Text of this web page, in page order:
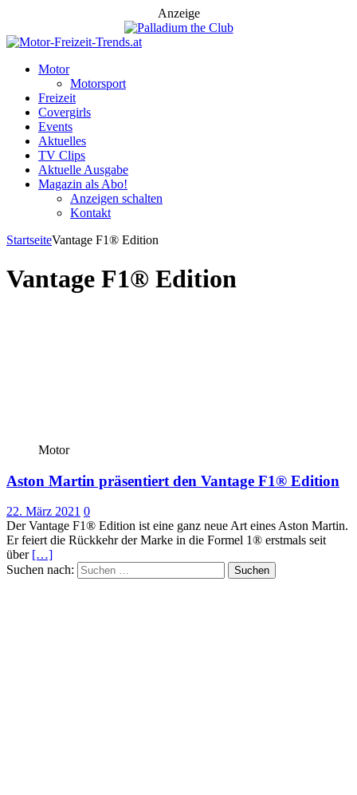
Anzeige
Motor
Motorsport
Freizeit
Covergirls
Events
Aktuelles
TV Clips
Aktuelle Ausgabe
Magazin als Abo!
Anzeigen schalten
Kontakt
StartseiteVantage F1® Edition
Vantage F1® Edition
Motor
Aston Martin präsentiert den Vantage F1® Edition
22. März 2021 0
Der Vantage F1® Edition ist eine ganz neue Art eines Aston Martin.
Er feiert die Rückkehr der Marke in die Formel 1® erstmals seit
über […]
Suchen nach: